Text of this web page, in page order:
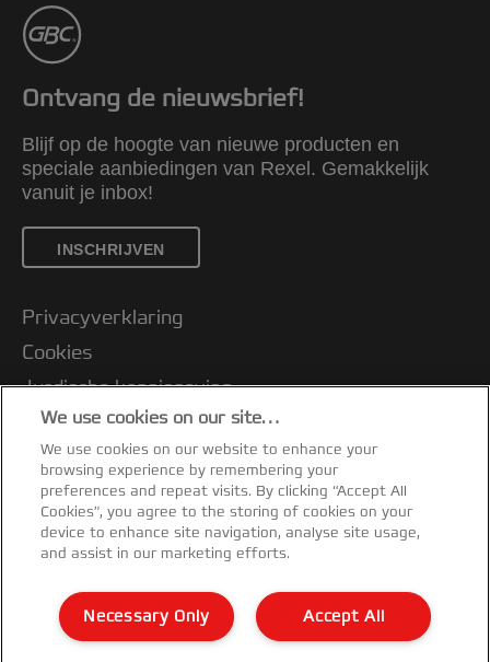
Ontvang de nieuwsbrief!
Blijf op de hoogte van nieuwe producten en
speciale aanbiedingen van Rexel. Gemakkelijk
vanuit je inbox!
INSCHRIJVEN
Privacyverklaring
Cookies
Jurdische kennisgeving
Imprint
Klantenservice
Mijn gegevens beheren
Garantievoorwaarden
Conformiteitsverklaringen
Richtlijnen bij recycling van verpakkingen
Sitemap
We use cookies on our site…
We use cookies on our website to enhance your
browsing experience by remembering your
preferences and repeat visits. By clicking “Accept All
Cookies”, you agree to the storing of cookies on your
device to enhance site navigation, analyse site usage,
and assist in our marketing efforts.
Accept All
Necessary Only